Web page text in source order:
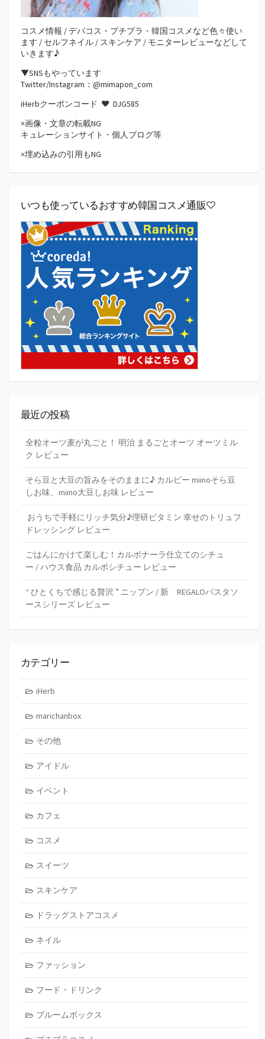
コスメ情報 / デパコス・プチプラ・韓国コスメなど色々使い
ます / セルフネイル / スキンケア / モニターレビューなどして
いきます♪
▼SNSもやっています
Twitter/Instagram：@mimapon_com
iHerbクーポンコード ♥ DJG585
×画像・文章の転載NG
キュレーションサイト・個人ブログ等
×埋め込みの引用もNG
いつも使っているおすすめ韓国コスメ通販♡
最近の投稿
全粒オーツ麦が丸ごと！ 明治 まるごとオーツ オーツミル
ク レビュー
そら豆と大豆の旨みをそのままに♪ カルビー miinoそら豆
しお味、miino大豆しお味 レビュー
おうちで手軽にリッチ気分♪理研ビタミン 幸せのトリュフ
ドレッシング レビュー
ごはんにかけて楽しむ！カルボナーラ仕立てのシチュ
ー / ハウス食品 カルボシチュー レビュー
“ ひとくちで感じる贅沢 ” ニップン / 新 REGALOパスタソ
ースシリーズ レビュー
カテゴリー
iHerb
marichanbox
その他
アイドル
イベント
カフェ
コスメ
スイーツ
スキンケア
ドラッグストアコスメ
ネイル
ファッション
フード・ドリンク
ブルームボックス